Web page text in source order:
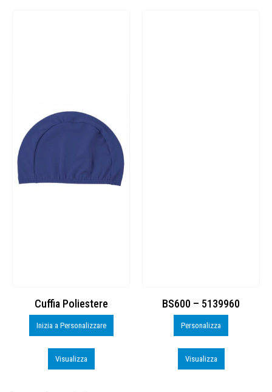
Cuffia Poliestere
Inizia a Personalizzare
Visualizza
BS600 – 5139960
Personalizza
Visualizza